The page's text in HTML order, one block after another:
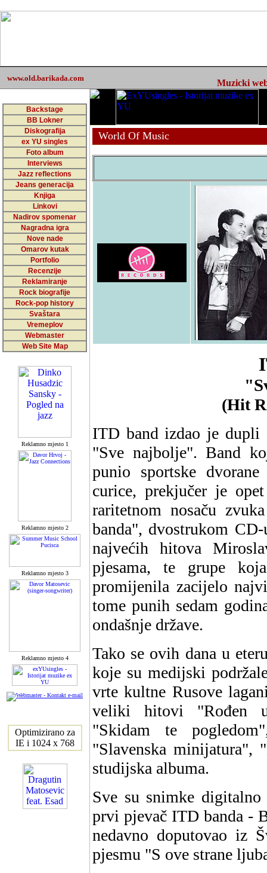
www.old.barikada.com Muzicki
Backstage
BB Lokner
Diskografija
ex YU singles
Foto album
Interviews
Jazz reflections
Jeans generacija
Knjiga
Linkovi
Nadirov spomenar
Nagradna igra
Nove nade
Omarov kutak
Portfolio
Recenzije
Reklamiranje
Rock biografije
Rock-pop history
Svaštara
Vremeplov
Webmaster
Web Site Map
Reklamno mjesto 1
Reklamno mjesto 2
Reklamno mjesto 3
Reklamno mjesto 4
Optimizirano za
IE i 1024 x 768
World Of Music
(Hit
ITD band izdao je dupli
"Sve najbolje". Band
punio sportske
curice, prekjučer je
raritetnom nosaču
banda", dvostrukom
najvećih hitova
pjesama, te grupe
promijenila zacijelo
tome punih sedam
ondašnje države.
Tako se ovih dana u
koje su medijski
vrte kultne Rusove
veliki hitovi "Rođen
"Skidam te
"Slavenska minijatura",
studijska albuma.
Sve su snimke digitalno
prvi pjevač ITD banda -
nedavno doputovao iz
pjesmu "S ove strane